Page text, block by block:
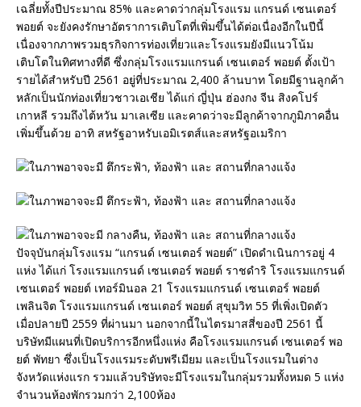
เฉลี่ยทั้งปีประมาณ 85% และคาดว่ากลุ่มโรงแรม แกรนด์ เซนเตอร์
พอยต์ จะยังคงรักษาอัตราการเติบโตที่เพิ่มขึ้นได้ต่อเนื่องอีกในปีนี้
เนื่องจากภาพรวมธุรกิจการท่องเที่ยวและโรงแรมยังมีแนวโน้ม
เติบโตในทิศทางที่ดี ซึ่งกลุ่มโรงแรมแกรนด์ เซนเตอร์ พอยต์ ตั้งเป้า
รายได้สำหรับปี 2561 อยู่ที่ประมาณ 2,400 ล้านบาท โดยมีฐานลูกค้า
หลักเป็นนักท่องเที่ยวชาวเอเชีย ได้แก่ ญี่ปุ่น ฮ่องกง จีน สิงคโปร์
เกาหลี รวมถึงไต้หวัน มาเลเซีย และคาดว่าจะมีลูกค้าจากภูมิภาคอื่น
เพิ่มขึ้นด้วย อาทิ สหรัฐอาหรับเอมิเรตส์และสหรัฐอเมริกา
ปัจจุบันกลุ่มโรงแรม “แกรนด์ เซนเตอร์ พอยต์” เปิดดำเนินการอยู่ 4
แห่ง ได้แก่ โรงแรมแกรนด์ เซนเตอร์ พอยต์ ราชดำริ โรงแรมแกรนด์
เซนเตอร์ พอยต์ เทอร์มินอล 21 โรงแรมแกรนด์ เซนเตอร์ พอยต์
เพลินจิต โรงแรมแกรนด์ เซนเตอร์ พอยต์ สุขุมวิท 55 ที่เพิ่งเปิดตัว
เมื่อปลายปี 2559 ที่ผ่านมา นอกจากนี้ในไตรมาสสี่ของปี 2561 นี้
บริษัทมีแผนที่เปิดบริการอีกหนึ่งแห่ง คือโรงแรมแกรนด์ เซนเตอร์ พอ
ยต์ พัทยา ซึ่งเป็นโรงแรมระดับพรีเมียม และเป็นโรงแรมในต่าง
จังหวัดแห่งแรก รวมแล้วบริษัทจะมีโรงแรมในกลุ่มรวมทั้งหมด 5 แห่ง
จำนวนห้องพักรวมกว่า 2,100ห้อง